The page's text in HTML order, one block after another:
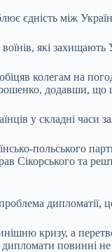
єдність між
які
колегам на
додавши,
у складні часи
польського
Сікорського та
дипломатії,
кризу, а
повинні